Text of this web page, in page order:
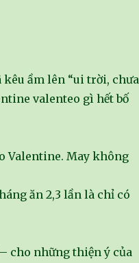
ầm lên “ui trời, chưa
valenteo gì hết bố
Valentine. May không
ăn 2,3 lần là chỉ có
cho những thiện ý của